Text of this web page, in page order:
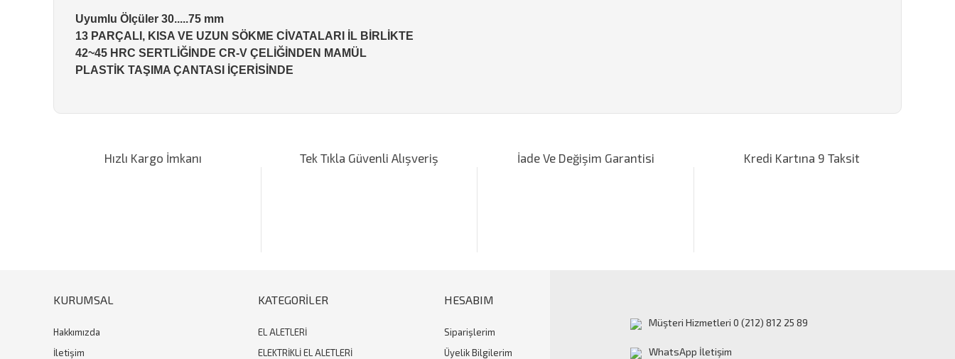
Uyumlu Ölçüler 30.....75 mm
13 PARÇALI, KISA VE UZUN SÖKME CİVATALARI İL BİRLİKTE
42~45 HRC SERTLİĞİNDE CR-V ÇELİĞİNDEN MAMÜL
PLASTİK TAŞIMA ÇANTASI İÇERİSİNDE
Ürün resmi kalitesiz, bozuk veya görüntülenemiyor.
Gönder
Hızlı Kargo İmkanı Tek Tıkla Güvenli Alışveriş İade Ve Değişim Garantisi Kredi Kartına 9 Taksit
KURUMSAL
Hakkımızda
İletişim
KATEGORİLER
EL ALETLERİ
ELEKTRİKLİ EL ALETLERİ
HESABIM
Siparişlerim
Üyelik Bilgilerim
Müşteri Hizmetleri 0 (212) 812 25 89
WhatsApp İletişim